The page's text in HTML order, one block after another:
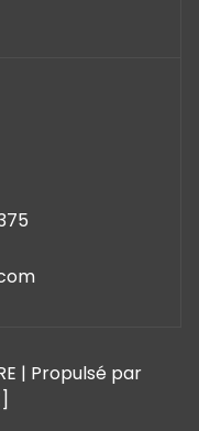
| Propulsé par